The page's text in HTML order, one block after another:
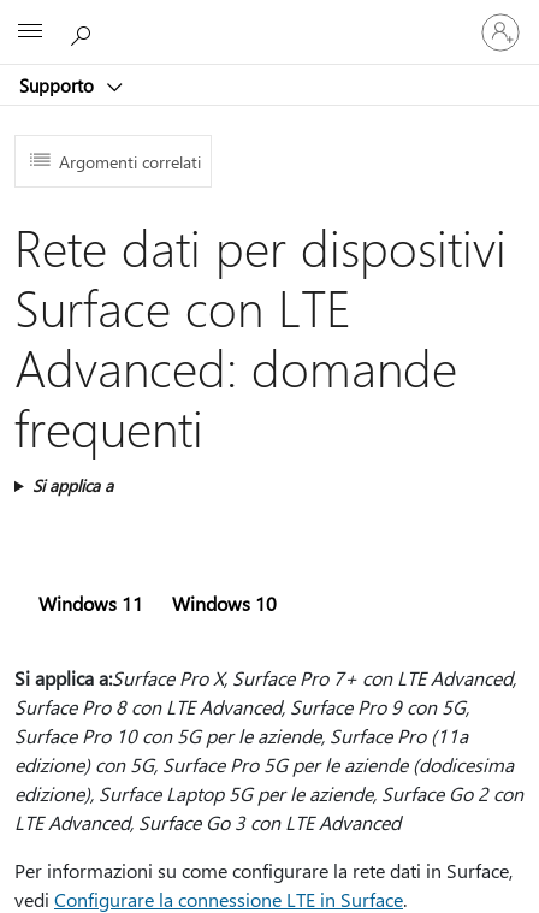
Supporto
Accedi
con
il
account
Argomenti correlati
Rete dati per dispositivi
Surface con LTE
Advanced: domande
frequenti
Si applica a
Windows 11 Windows 10
Si applica a:Surface Pro X, Surface Pro 7+ con LTE Advanced,
Surface Pro 8 con LTE Advanced, Surface Pro 9 con 5G,
Surface Pro 10 con 5G per le aziende, Surface Pro (11a
edizione) con 5G, Surface Pro 5G per le aziende (dodicesima
edizione), Surface Laptop 5G per le aziende, Surface Go 2 con
LTE Advanced, Surface Go 3 con LTE Advanced
Per informazioni su come configurare la rete dati in Surface,
vedi Configurare la connessione LTE in Surface.